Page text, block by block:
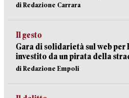
di Redazione Carrara
Il gesto
Gara di solidarietà sul web per
investito da un pirata della
di Redazione Empoli